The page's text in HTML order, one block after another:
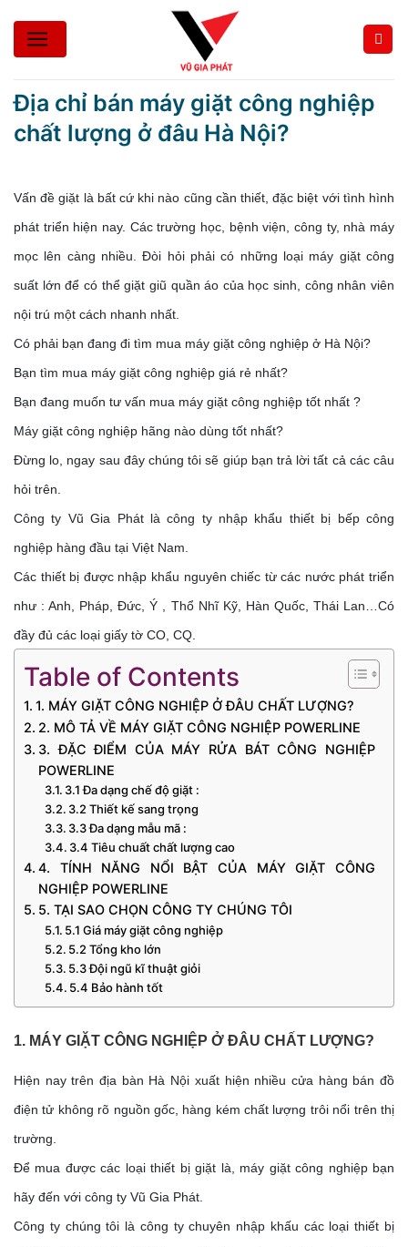
nội
Địa chỉ bán máy giặt công nghiệp
chất lượng ở đâu Hà Nội?
Vấn đề giặt là bất cứ khi nào cũng cần thiết, đặc biệt với tình hình
phát triển hiện nay. Các trường học, bệnh viện, công ty, nhà máy
mọc lên càng nhiều. Đòi hỏi phải có những loại máy giặt công
suất lớn để có thể giặt giũ quần áo của học sinh, công nhân viên
nội trú một cách nhanh nhất.
Có phải bạn đang đi tìm mua máy giặt công nghiệp ở Hà Nội?
Bạn tìm mua máy giặt công nghiệp giá rẻ nhất?
Bạn đang muốn tư vấn mua máy giặt công nghiệp tốt nhất ?
Máy giặt công nghiệp hãng nào dùng tốt nhất?
Đừng lo, ngay sau đây chúng tôi sẽ giúp bạn trả lời tất cả các câu
hỏi trên.
Công ty Vũ Gia Phát là công ty nhập khẩu thiết bị bếp công
nghiệp hàng đầu tại Việt Nam.
Các thiết bị được nhập khẩu nguyên chiếc từ các nước phát triển
như : Anh, Pháp, Đức, Ý , Thổ Nhĩ Kỹ, Hàn Quốc, Thái Lan…Có
đầy đủ các loại giấy tờ CO, CQ.
Table of Contents
1. MÁY GIẶT CÔNG NGHIỆP Ở ĐÂU CHẤT LƯỢNG?
2. MÔ TẢ VỀ MÁY GIẶT CÔNG NGHIỆP POWERLINE
3. ĐẶC ĐIỂM CỦA MÁY RỬA BÁT CÔNG NGHIỆP
POWERLINE
3.1 Đa dạng chế độ giặt :
3.2 Thiết kế sang trọng
3.3 Đa dạng mẫu mã :
3.4 Tiêu chuất chất lượng cao
4. TÍNH NĂNG NỔI BẬT CỦA MÁY GIẶT CÔNG
NGHIỆP POWERLINE
5. TẠI SAO CHỌN CÔNG TY CHÚNG TÔI
5.1 Giá máy giặt công nghiệp
5.2 Tổng kho lớn
5.3 Đội ngũ kĩ thuật giỏi
5.4 Bảo hành tốt
1. MÁY GIẶT CÔNG NGHIỆP Ở ĐÂU CHẤT LƯỢNG?
Hiện nay trên địa bàn Hà Nội xuất hiện nhiều cửa hàng bán đồ
điện tử không rõ nguồn gốc, hàng kém chất lượng trôi nổi trên thị
trường.
Để mua được các loại thiết bị giặt là, máy giặt công nghiệp bạn
hãy đến với công ty Vũ Gia Phát.
Công ty chúng tôi là công ty chuyên nhập khấu các loại thiết bị